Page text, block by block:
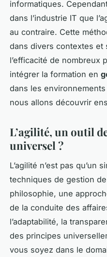
informatiques.
dans l’industrie IT que
au contraire. Cette
dans divers contextes et
l’efficacité de nombreux
intégrer la formation en
dans les environnements
nous allons découvrir
L’agilité, un outil
universel ?
L’agilité n’est pas qu’un
techniques de gestion
philosophie, une
de la conduite des
l’adaptabilité, la
des principes
vous soyez dans le